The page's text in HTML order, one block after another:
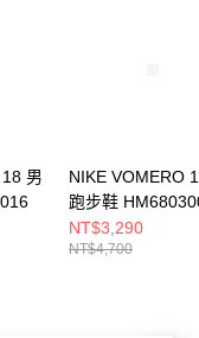
男
NIKE VOMERO
跑步鞋
NT$3,290
NT$4,700